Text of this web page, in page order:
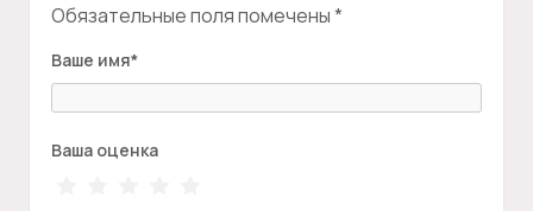
Обязательные поля помечены*
Ваше имя*
Ваша оценка